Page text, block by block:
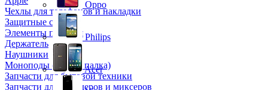
Чехлы для телефонов и накладки
Защитные стекла
Элементы питания
Держатель
Наушники
Моноподы (Селфи палка)
Запчасти для бытовой техники
Запчасти для блендеров и миксеров
Oppo
Philips
Acer